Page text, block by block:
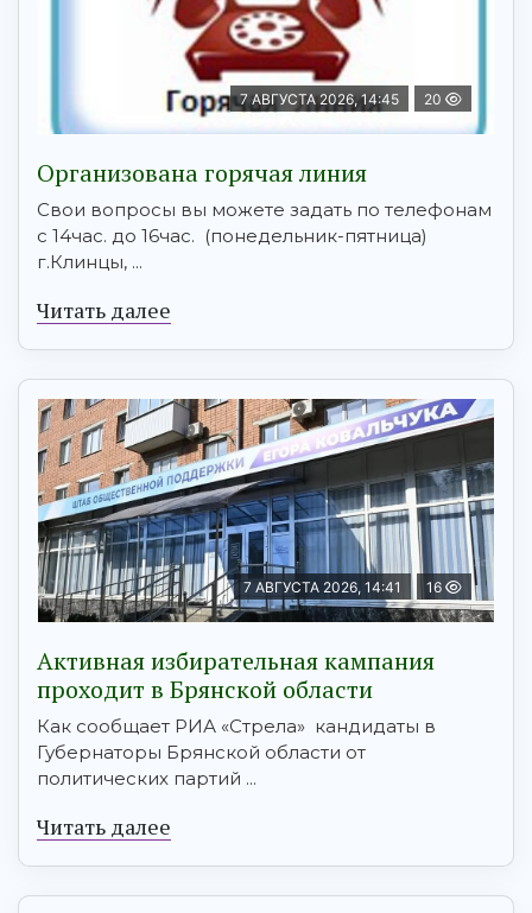
7 АВГУСТА 2026, 14:45 20
Организована горячая линия
Свои вопросы вы можете задать по телефонам
с 14час. до 16час. (понедельник-пятница)
г.Клинцы, ...
Читать далее
7 АВГУСТА 2026, 14:41 16
Активная избирательная кампания
проходит в Брянской области
Как сообщает РИА «Стрела» кандидаты в
Губернаторы Брянской области от
политических партий ...
Читать далее